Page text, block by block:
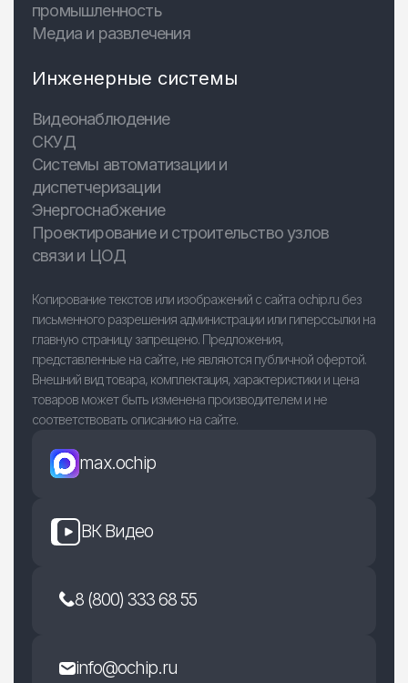
промышленность
Медиа и развлечения
Инженерные системы
Видеонаблюдение
СКУД
Системы автоматизации и
диспетчеризации
Энергоснабжение
Проектирование и строительство узлов
связи и ЦОД
Копирование текстов или изображений с сайта ochip.ru без
письменного разрешения администрации или гиперссылки на
главную страницу запрещено. Предложения,
представленные на сайте, не являются публичной офертой.
Внешний вид товара, комплектация, характеристики и цена
товаров может быть изменена производителем и не
соответствовать описанию на сайте.
max.ochip
ВК Видео
8 (800) 333 68 55
info@ochip.ru